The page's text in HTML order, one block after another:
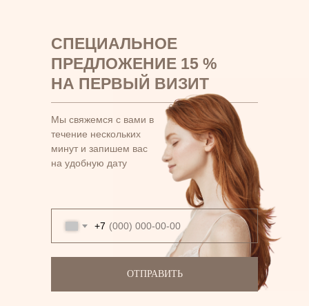
СПЕЦИАЛЬНОЕ
ПРЕДЛОЖЕНИЕ 15 %
НА ПЕРВЫЙ ВИЗИТ
Мы свяжемся с вами в
течение нескольких
минут и запишем вас
на удобную дату
+7
ОТПРАВИТЬ